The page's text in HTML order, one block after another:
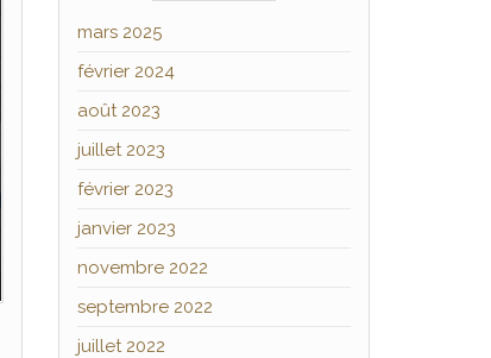
mars 2025
février 2024
août 2023
juillet 2023
février 2023
janvier 2023
novembre 2022
septembre 2022
juillet 2022